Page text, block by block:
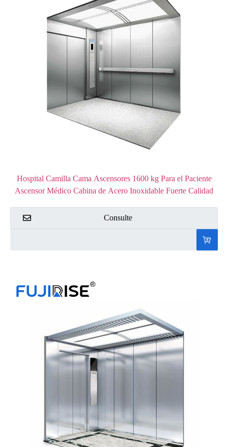
Hospital Camilla Cama Ascensores 1600 kg Para el Paciente
Ascensor Médico Cabina de Acero Inoxidable Fuerte Calidad
Consulte